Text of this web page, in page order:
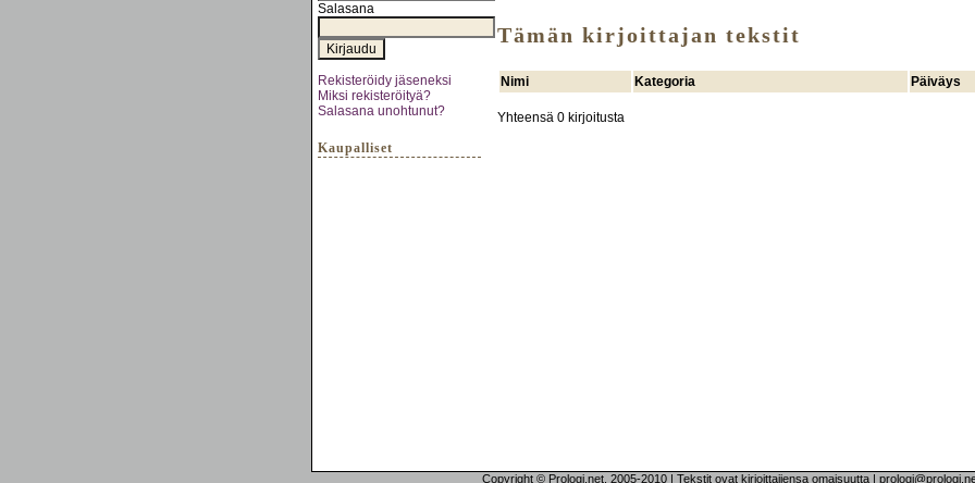
Salasana
Rekisteröidy jäseneksi
Miksi rekisteröityä?
Salasana unohtunut?
Kaupalliset
Tämän kirjoittajan tekstit
Nimi Kategoria Päiväys
Yhteensä 0 kirjoitusta
Copyright © Prologi.net, 2005-2010 | Tekstit ovat kirjoittajiensa omaisuutta |